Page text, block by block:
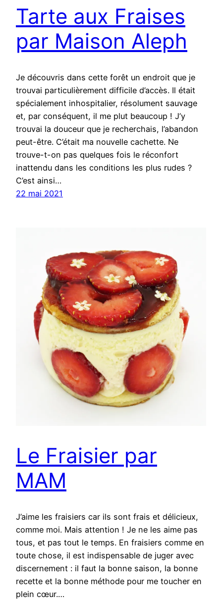
Tarte aux Fraises
par Maison Aleph
Je découvris dans cette forêt un endroit que je
trouvai particulièrement difficile d’accès. Il était
spécialement inhospitalier, résolument sauvage
et, par conséquent, il me plut beaucoup ! J’y
trouvai la douceur que je recherchais, l’abandon
peut-être. C’était ma nouvelle cachette. Ne
trouve-t-on pas quelques fois le réconfort
inattendu dans les conditions les plus rudes ?
C’est ainsi…
22 mai 2021
Le Fraisier par
MAM
J’aime les fraisiers car ils sont frais et délicieux,
comme moi. Mais attention ! Je ne les aime pas
tous, et pas tout le temps. En fraisiers comme en
toute chose, il est indispensable de juger avec
discernement : il faut la bonne saison, la bonne
recette et la bonne méthode pour me toucher en
plein cœur.…